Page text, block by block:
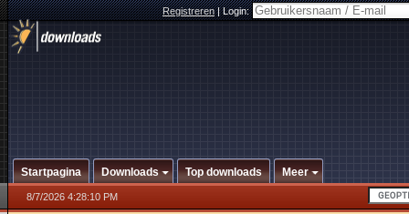
Registreren|Login:
Startpagina Downloads Top downloads Meer
8/7/2026 4:28:10 PM